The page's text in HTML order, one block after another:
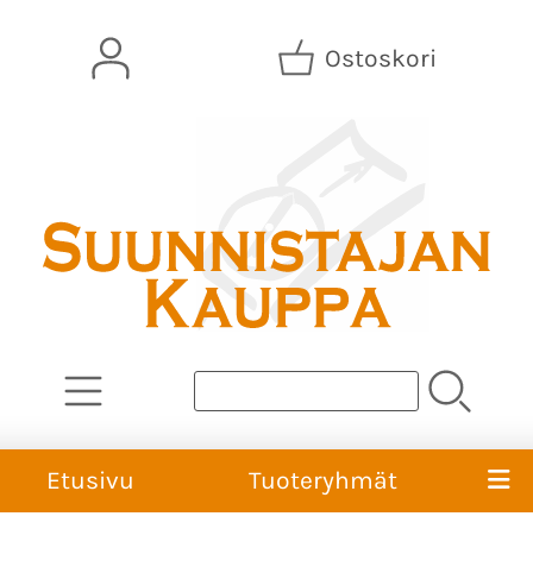
Ostoskori
Etusivu Tuoteryhmät